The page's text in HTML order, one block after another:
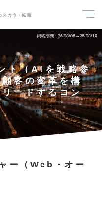
スカウト転職
掲載期間 26/08/06～26/08/19
ト（AIを戦略参
客の変革を構
ードするコン
ー（Web・オー